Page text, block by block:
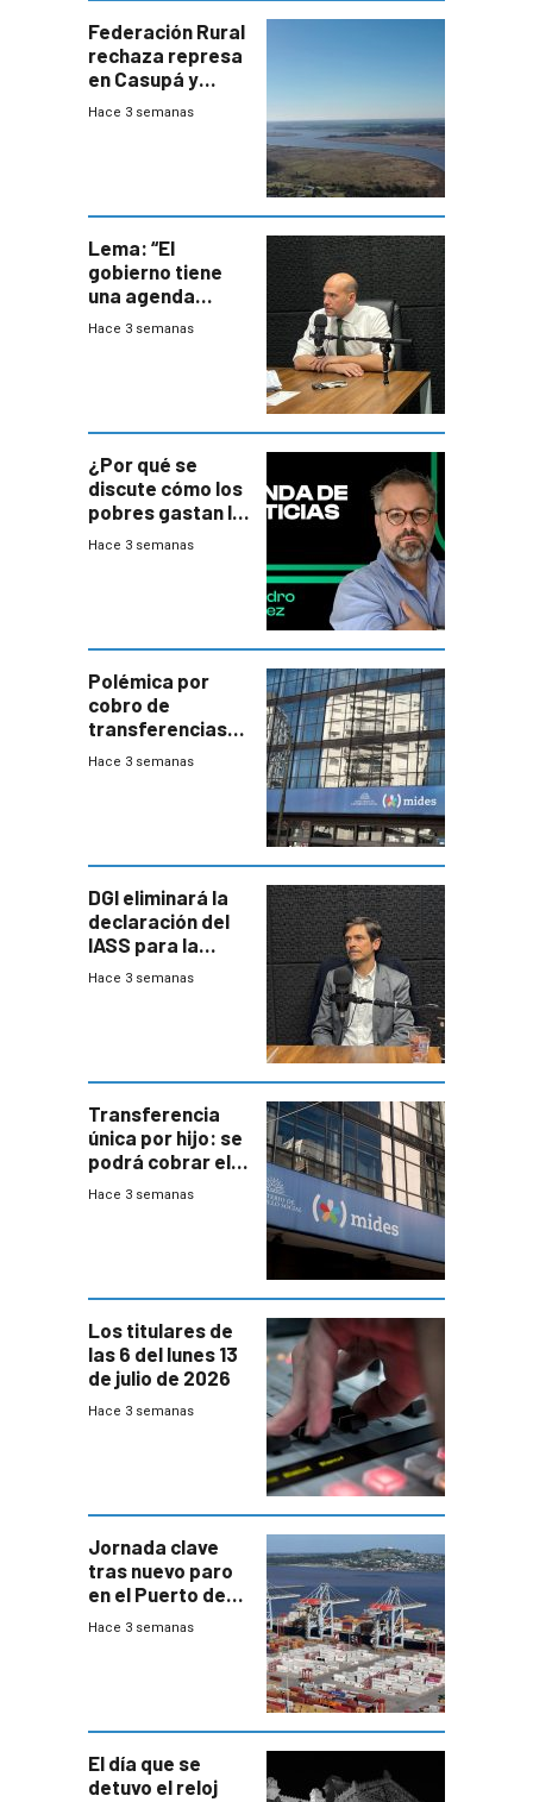
Federación Rural
rechaza represa
en Casupá y
firma demanda
Hace 3 semanas
Lema: “El
gobierno tiene
una agenda
destructiva”
Hace 3 semanas
¿Por qué se
discute cómo los
pobres gastan la
plata?
Hace 3 semanas
Polémica por
cobro de
transferencias
del Mides en
Hace 3 semanas
DGI eliminará la
declaración del
IASS para la
mayoría de los
Hace 3 semanas
Transferencia
única por hijo: se
podrá cobrar el
100% en efectivo
Hace 3 semanas
Los titulares de
las 6 del lunes 13
de julio de 2026
Hace 3 semanas
Jornada clave
tras nuevo paro
en el Puerto de
Montevideo
Hace 3 semanas
El día que se
detuvo el reloj